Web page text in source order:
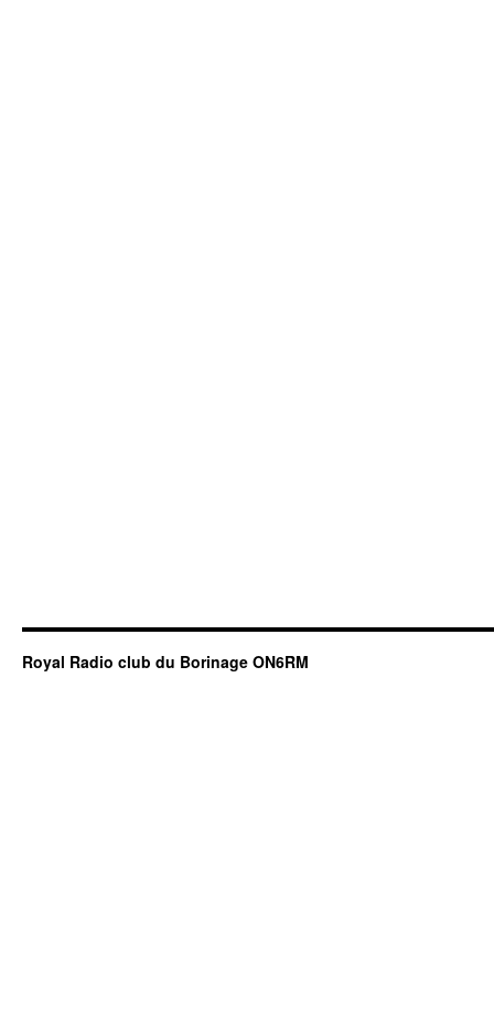
Royal Radio club du Borinage ON6RM